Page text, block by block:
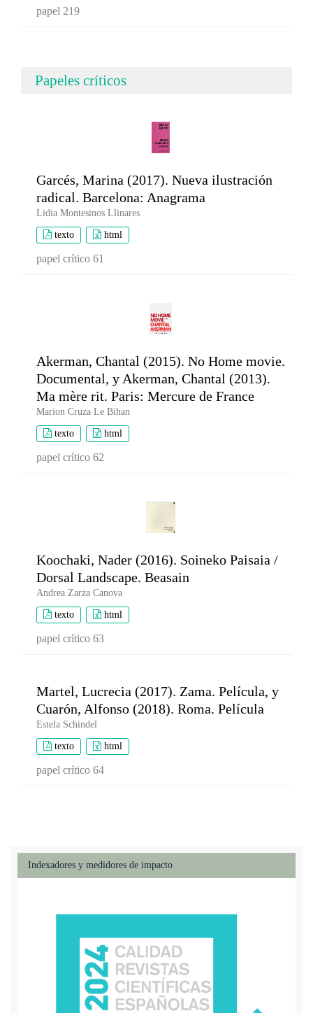
papel 219
Papeles críticos
Garcés, Marina (2017). Nueva ilustración
radical. Barcelona: Anagrama
Lidia Montesinos Llinares
texto html
papel crítico 61
Akerman, Chantal (2015). No Home movie.
Documental, y Akerman, Chantal (2013).
Ma mère rit. Paris: Mercure de France
Marion Cruza Le Bihan
texto html
papel crítico 62
Koochaki, Nader (2016). Soineko Paisaia /
Dorsal Landscape. Beasain
Andrea Zarza Canova
texto html
papel crítico 63
Martel, Lucrecia (2017). Zama. Película, y
Cuarón, Alfonso (2018). Roma. Película
Estela Schindel
texto html
papel crítico 64
Indexadores y medidores de impacto